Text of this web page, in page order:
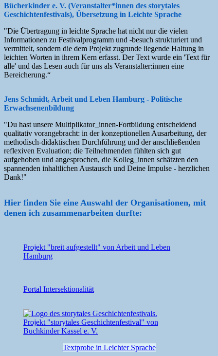
Bücherkinder e. V. (Veranstalter*innen des storytales
Geschichtenfestivals), Übersetzung in Leichte Sprache
"Die Übertragung in leichte Sprache hat nicht nur die vielen
Informationen zu Festivalprogramm und -besuch strukturiert und
vermittelt, sondern die dem Projekt zugrunde liegende Haltung in
leichten Worten in ihrem Kern erfasst. Der Text wurde ein 'Text für
alle' und das Lesen auch für uns als Veranstalter:innen eine
Bereicherung.“
Jens Schmidt, Arbeit und Leben Hamburg - Politische
Erwachsenenbildung
"Du hast unsere Multiplikator_innen-Fortbildung entscheidend
qualitativ vorangebracht: in der konzeptionellen Ausarbeitung, der
methodisch-didaktischen Durchführung und der anschließenden
reflexiven Evaluation; die Teilnehmenden fühlten sich gut
aufgehoben und angesprochen, die Kolleg_innen schätzten den
spannenden inhaltlichen Austausch und Deine Impulse - herzlichen
Dank!"
Hier finden Sie eine Auswahl der Organisationen, mit
denen ich zusammenarbeiten durfte:
Projekt "breit aufgestellt" von Arbeit und Leben
Hamburg
Portal Intersektionalität
Projekt "storytales Geschichtenfestival" von
Buchkinder Kassel e. V.
Textprobe in Leichter Sprache